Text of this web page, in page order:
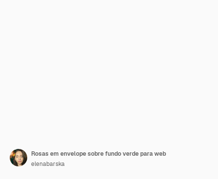
Rosas em envelope sobre fundo verde para web
elenabarska